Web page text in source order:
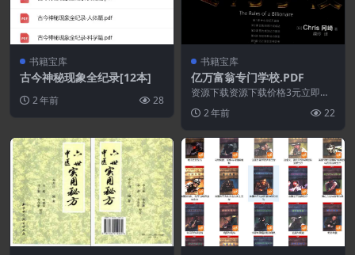
书籍宝库
古今神秘现象全纪录[12本]
2 年前 28
书籍宝库
亿万富翁专门学校.PDF
资源下载资源下载价格3元立即购
2 年前 22